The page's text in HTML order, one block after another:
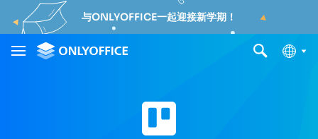
与ONLYOFFICE一起迎接新学期！